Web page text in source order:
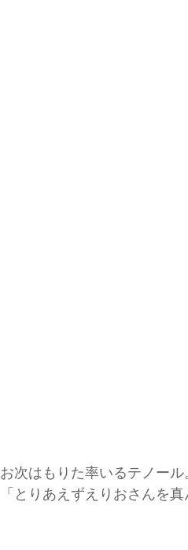
お次はもりた率いるテノール。
「とりあえずえりおさんを